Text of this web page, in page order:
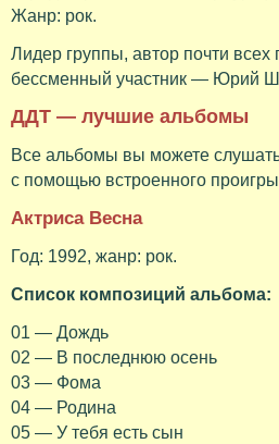
Жанр: рок.
Лидер группы, автор почти
бессменный участник — Юрий
ДДТ — лучшие альбомы
Все альбомы вы можете
с помощью встроенного
Актриса Весна
Год: 1992, жанр: рок.
Список композиций альбома:
01 — Дождь
02 — В последнюю осень
03 — Фома
04 — Родина
05 — У тебя есть сын